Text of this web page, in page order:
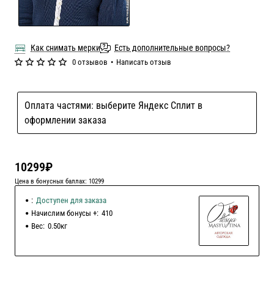
Как снимать мерки Есть дополнительные вопросы?
Оплата частями: выберите Яндекс Сплит в
оформлении заказа
0 отзывов • Написать отзыв
10299₽
Цена в бонусных баллах: 10299
: Доступен для заказа
Начислим бонусы +: 410
Вес: 0.50кг